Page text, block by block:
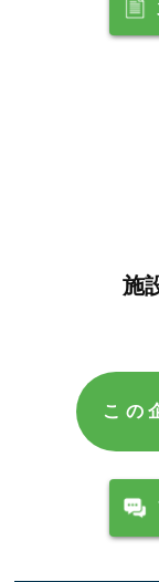
施
この